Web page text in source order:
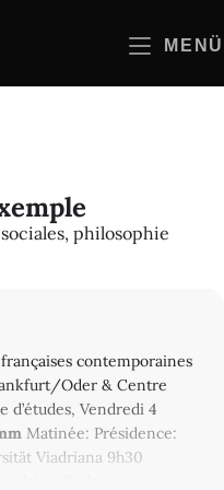
MENÜ
philosophie
contemporaines
Oder & Centre
d’études, Vendredi 4
Matinée: Présidence:
Viadriana 9h30